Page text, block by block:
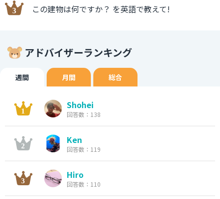
この建物は何ですか？ を英語で教えて!
アドバイザーランキング
週間 月間 総合
Shohei
回答数：138
Ken
回答数：119
Hiro
回答数：110